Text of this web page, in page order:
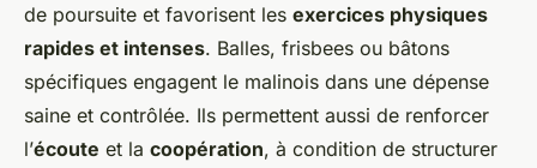
de poursuite et favorisent les exercices physiques
rapides et intenses. Balles, frisbees ou bâtons
spécifiques engagent le malinois dans une dépense
saine et contrôlée. Ils permettent aussi de renforcer
l’écoute et la coopération, à condition de structurer